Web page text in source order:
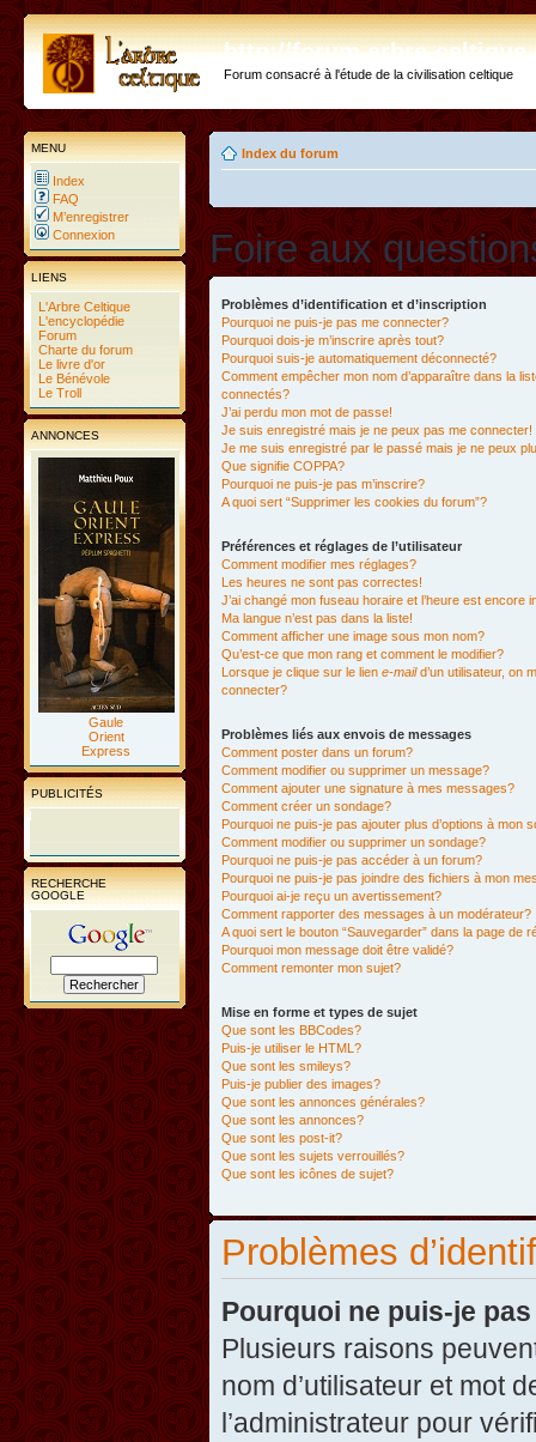
http://forum.arbre-
Forum consacré à l'étude de la civilisation celtique
MENU
Index
FAQ
M’enregistrer
Connexion
LIENS
L'Arbre Celtique
L'encyclopédie
Forum
Charte du forum
Le livre d'or
Le Bénévole
Le Troll
ANNONCES
Gaule
Orient
Express
PUBLICITÉS
RECHERCHE
GOOGLE
Index du forum
Foire aux
Problèmes d’identification et d’inscription
Pourquoi ne puis-je pas me connecter?
Pourquoi dois-je m’inscrire après tout?
Pourquoi suis-je automatiquement déconnecté?
Comment empêcher mon nom d’apparaître dans la
connectés?
J’ai perdu mon mot de passe!
Je suis enregistré mais je ne peux pas me connecter!
Je me suis enregistré par le passé mais je ne peux
Que signifie COPPA?
Pourquoi ne puis-je pas m’inscrire?
A quoi sert “Supprimer les cookies du forum”?
Préférences et réglages de l’utilisateur
Comment modifier mes réglages?
Les heures ne sont pas correctes!
J’ai changé mon fuseau horaire et l’heure est encore
Ma langue n’est pas dans la liste!
Comment afficher une image sous mon nom?
Qu’est-ce que mon rang et comment le modifier?
Lorsque je clique sur le lien e-maild’un utilisateur, on
connecter?
Problèmes liés aux envois de messages
Comment poster dans un forum?
Comment modifier ou supprimer un message?
Comment ajouter une signature à mes messages?
Comment créer un sondage?
Pourquoi ne puis-je pas ajouter plus d’options à mon
Comment modifier ou supprimer un sondage?
Pourquoi ne puis-je pas accéder à un forum?
Pourquoi ne puis-je pas joindre des fichiers à mon
Pourquoi ai-je reçu un avertissement?
Comment rapporter des messages à un modérateur?
A quoi sert le bouton “Sauvegarder” dans la page de
Pourquoi mon message doit être validé?
Comment remonter mon sujet?
Mise en forme et types de sujet
Que sont les BBCodes?
Puis-je utiliser le HTML?
Que sont les smileys?
Puis-je publier des images?
Que sont les annonces générales?
Que sont les annonces?
Que sont les post-it?
Que sont les sujets verrouillés?
Que sont les icônes de sujet?
Problèmes
Pourquoi ne puis-je
Plusieurs raisons
nom d’utilisateur et mot
l’administrateur pour